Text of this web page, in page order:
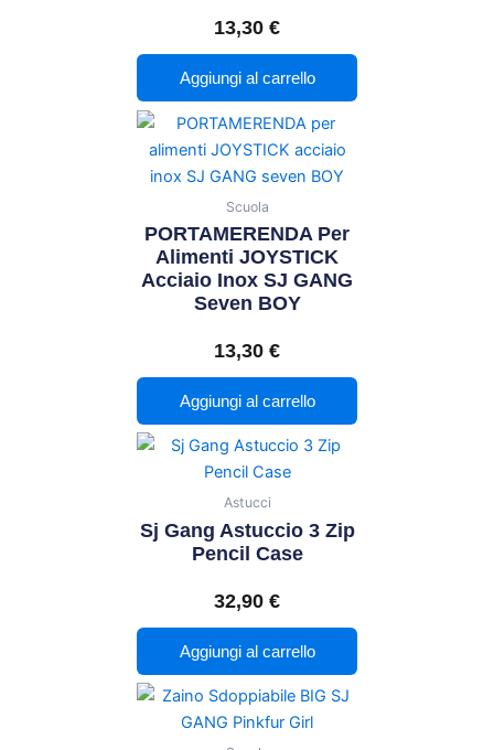
13,30 €
Aggiungi al carrello
Scuola
PORTAMERENDA Per
Alimenti JOYSTICK
Acciaio Inox SJ GANG
Seven BOY
13,30 €
Aggiungi al carrello
Astucci
Sj Gang Astuccio 3 Zip
Pencil Case
32,90 €
Aggiungi al carrello